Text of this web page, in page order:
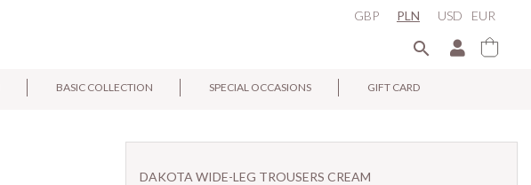
EUR
GBP PLN USD

BASIC COLLECTION SPECIAL OCCASIONS GIFT CARD
DAKOTA WIDE-LEG TROUSERS CREAM
×